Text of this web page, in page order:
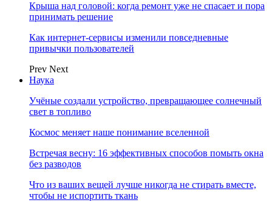
Крыша над головой: когда ремонт уже не спасает и пора
принимать решение
Как интернет-сервисы изменили повседневные
привычки пользователей
Prev Next
Наука
Учёные создали устройство, превращающее солнечный
свет в топливо
Космос меняет наше понимание вселенной
Встречая весну: 16 эффективных способов помыть окна
без разводов
Что из ваших вещей лучше никогда не стирать вместе,
чтобы не испортить ткань